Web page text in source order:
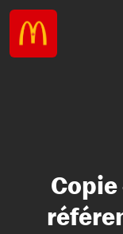
Copie